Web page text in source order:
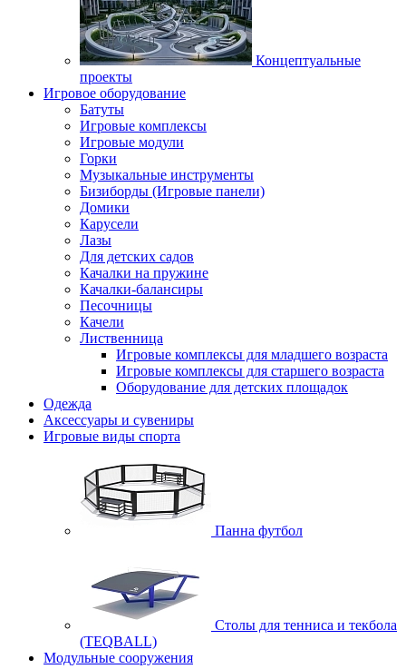
Концептуальные
проекты
Игровое оборудование
Батуты
Игровые комплексы
Игровые модули
Горки
Музыкальные инструменты
Бизиборды (Игровые панели)
Домики
Карусели
Лазы
Для детских садов
Качалки на пружине
Качалки-балансиры
Песочницы
Качели
Лиственница
Игровые комплексы для младшего возраста
Игровые комплексы для старшего возраста
Оборудование для детских площадок
Одежда
Аксессуары и сувениры
Игровые виды спорта
Панна футбол
Cтолы для тенниса и текбола
(TEQBALL)
Модульные сооружения